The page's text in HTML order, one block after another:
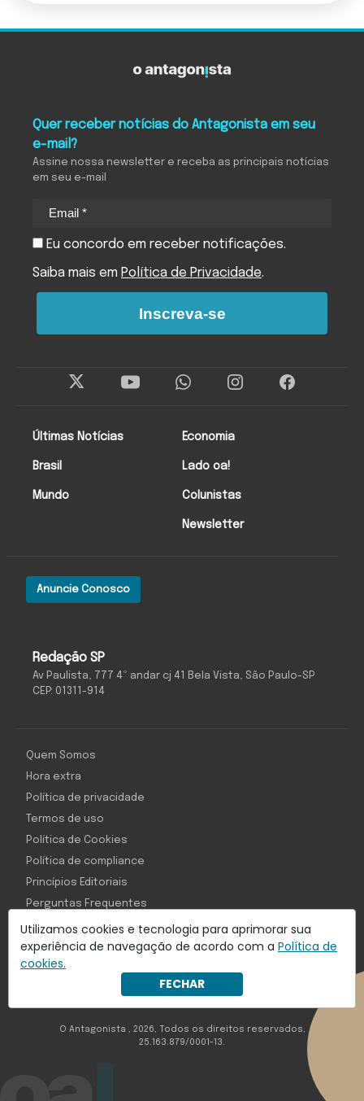
Utilizamos cookies e tecnologia para aprimorar sua
experiência de navegação de acordo com a Política de
cookies.
FECHAR
Redação SP
Av Paulista, 777 4º andar cj 41 Bela Vista, São Paulo-SP
CEP: 01311-914
Anuncie Conosco
Últimas Notícias
Brasil
Mundo
Economia
Lado oa!
Colunistas
Newsletter
Quer receber notícias do Antagonista em seu
e-mail?
Assine nossa newsletter e receba as principais notícias
em seu e-mail
Eu concordo em receber notificações.
Saiba mais em Política de Privacidade.
Inscreva-se
Com inteligência e tecnologia:
Object1ve - Marketing Solution
Quem Somos
Hora extra
Política de privacidade
Termos de uso
Política de Cookies
Política de compliance
Princípios Editoriais
Perguntas Frequentes
O Antagonista , 2026, Todos os direitos reservados,
25.163.879/0001-13.